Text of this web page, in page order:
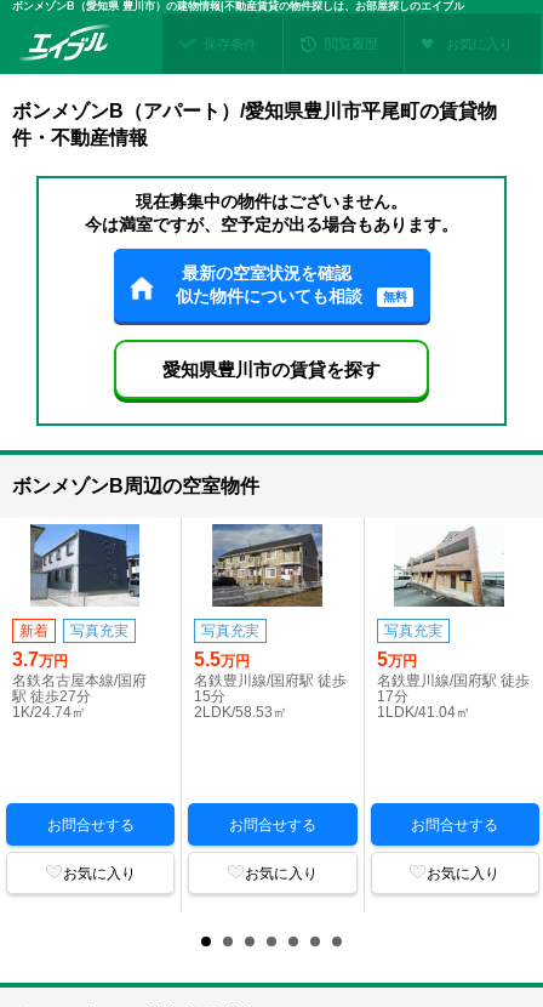
ボンメゾンB（愛知県 豊川市）の建物情報|不動産賃貸の物件探しは、お部屋探しのエイブル
保存条件 閲覧履歴 お気に入り
ボンメゾンB（アパート）/愛知県豊川市平尾町の賃貸物
件・不動産情報
現在募集中の物件はございません。
今は満室ですが、空予定が出る場合もあります。
最新の空室状況を確認
似た物件についても相談
無料
愛知県豊川市の賃貸を探す
ボンメゾンB周辺の空室物件
新着 写真充実
3.7万円
名鉄名古屋本線/国府
駅 徒歩27分
1K/24.74㎡
お問合せする
お気に入り
写真充実
5.5万円
名鉄豊川線/国府駅 徒歩
15分
2LDK/58.53㎡
お問合せする
お気に入り
写真充実
5万円
名鉄豊川線/国府駅 徒歩
17分
1LDK/41.04㎡
お問合せする
お気に入り